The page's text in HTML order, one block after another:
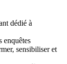
dédié à
enquêtes
sensibiliser et